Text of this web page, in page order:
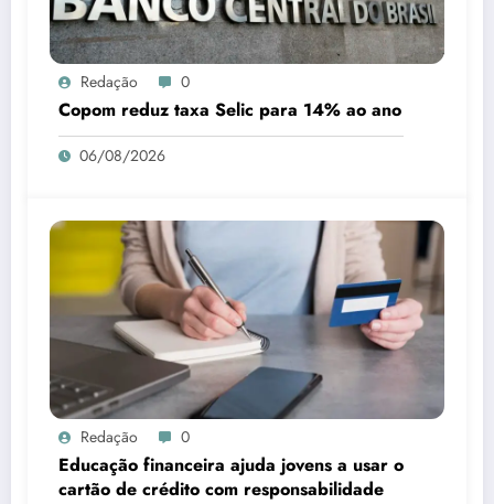
Redação 0
Copom reduz taxa Selic para 14% ao ano
06/08/2026
Redação 0
Educação financeira ajuda jovens a usar o
cartão de crédito com responsabilidade